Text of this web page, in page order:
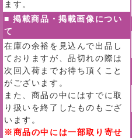
ます。
■ 掲載商品・掲載画像につい
て
在庫の余裕を見込んで出品し
ておりますが、品切れの際は
次回入荷までお待ち頂くこと
がございます。
また、商品の中にはすでに取
り扱いを終了したものもござ
います。
※商品の中には一部取り寄せ